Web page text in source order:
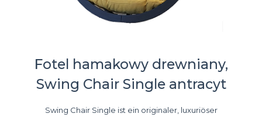
Fotel hamakowy drewniany,
Swing Chair Single antracyt
Swing Chair Single ist ein originaler, luxuriöser